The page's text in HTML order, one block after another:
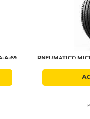
A-69 PNEUMATICO